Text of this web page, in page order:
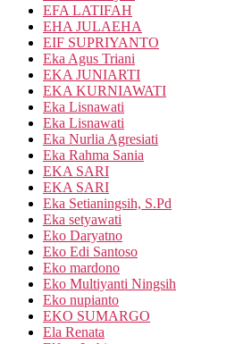
EFA LATIFAH
EHA JULAEHA
EIF SUPRIYANTO
Eka Agus Triani
EKA JUNIARTI
EKA KURNIAWATI
Eka Lisnawati
Eka Lisnawati
Eka Nurlia Agresiati
Eka Rahma Sania
EKA SARI
EKA SARI
Eka Setianingsih, S.Pd
Eka setyawati
Eko Daryatno
Eko Edi Santoso
Eko mardono
Eko Multiyanti Ningsih
Eko nupianto
EKO SUMARGO
Ela Renata